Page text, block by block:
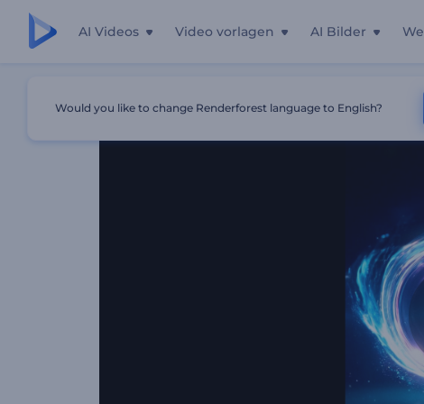
AI Videos Video vorlagen AI Bilder
Would you like to change Renderforest language to English?